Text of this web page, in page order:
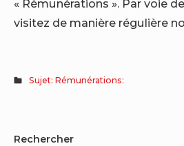
« Rémunérations ». Par voie
visitez de manière régulière
Sujet: Rémunérations:
Sidebar
Rechercher